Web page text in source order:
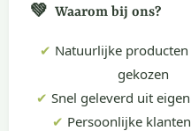
💚 Waarom bij ons?
✔ Natuurlijke
gekozen
✔ Snel geleverd uit
✔ Persoonlijke